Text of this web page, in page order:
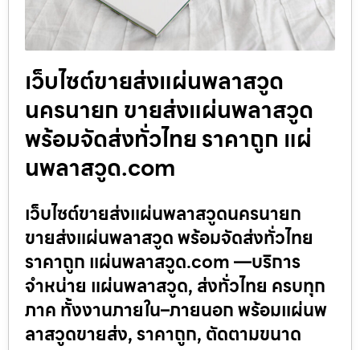
เว็บไซต์ขายส่งแผ่นพลาสวูด
นครนายก ขายส่งแผ่นพลาสวูด
พร้อมจัดส่งทั่วไทย ราคาถูก แผ่
นพลาสวูด.com
เว็บไซต์ขายส่งแผ่นพลาสวูดนครนายก
ขายส่งแผ่นพลาสวูด พร้อมจัดส่งทั่วไทย
ราคาถูก แผ่นพลาสวูด.com —บริการ
จำหน่าย แผ่นพลาสวูด, ส่งทั่วไทย ครบทุก
ภาค ทั้งงานภายใน–ภายนอก พร้อมแผ่นพ
ลาสวูดขายส่ง, ราคาถูก, ตัดตามขนาด